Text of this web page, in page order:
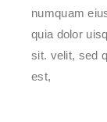
numquam
quia dolor
sit. velit, sed
est,